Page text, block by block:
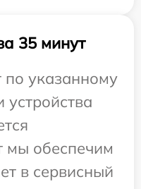
35 минут
указанному
устройства
мы обеспечим
в сервисный